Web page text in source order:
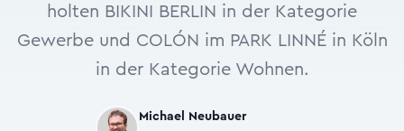
holten BIKINI BERLIN in der Kategorie
Gewerbe und COLÓN im PARK LINNÉ in Köln
in der Kategorie Wohnen.
Michael Neubauer